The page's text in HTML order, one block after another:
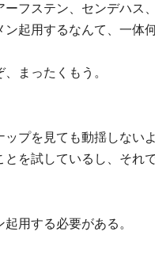
ーフステン、センデハス
ン起用するなんて、一体
まったくもう。
ップを見ても動揺しない
とを試しているし、それ
用する必要がある。